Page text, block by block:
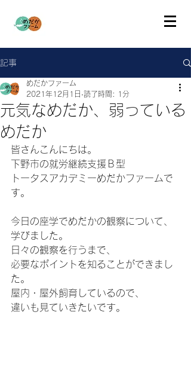
記事
元気なめだか、弱っている
めだか
めだかファーム
2021年12月1日 読了時間: 1分
皆さんこんにちは。
下野市の就労継続支援Ｂ型
トータスアカデミーめだかファームで
す。
今日の座学でめだかの観察について、
学びました。
日々の観察を行うまで、
必要なポイントを知ることができまし
た。
屋内・屋外飼育しているので、
違いも見ていきたいです。